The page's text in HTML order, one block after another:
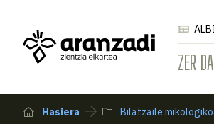
ZER
Hasiera Bilatzaile